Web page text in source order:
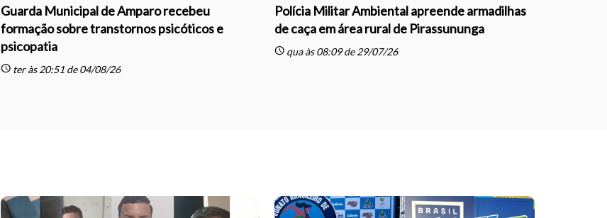
Guarda Municipal de Amparo recebeu
formação sobre transtornos psicóticos e
psicopatia
scheduleter às 20:51 de 04/08/26
Polícia Militar Ambiental apreende armadilhas
de caça em área rural de Pirassununga
schedule qua às 08:09 de 29/07/26